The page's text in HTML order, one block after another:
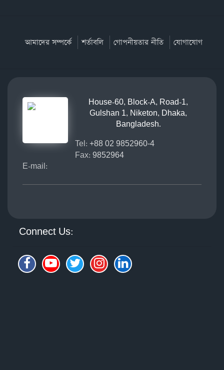
আমাদের সম্পর্কে শর্তাবলি গোপনীয়তার নীতি যোগাযোগ
House-60, Block-A, Road-1,
Gulshan 1, Niketon, Dhaka,
Bangladesh.
Tel: +88 02 9852960-4
Fax: 9852964
E-mail:
Connect Us: